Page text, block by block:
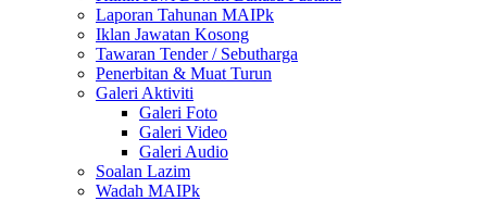
Laporan Tahunan MAIPk
Iklan Jawatan Kosong
Tawaran Tender / Sebutharga
Penerbitan & Muat Turun
Galeri Aktiviti
Galeri Foto
Galeri Video
Galeri Audio
Soalan Lazim
Wadah MAIPk